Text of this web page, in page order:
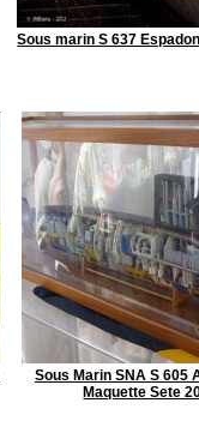
Sous marin S 637
Sous Marin SNA S 605
Maquette Sete